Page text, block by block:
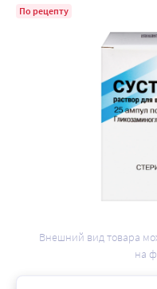
По рецепту
Внешний вид товара
на